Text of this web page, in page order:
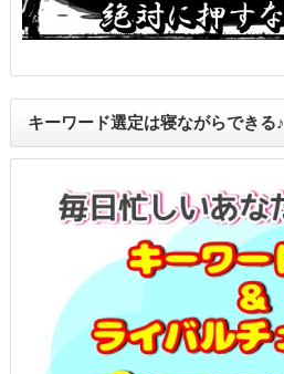
キーワード選定は寝ながらできる♪